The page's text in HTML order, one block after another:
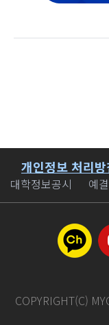
바로가기
개인정보 처리방
대학정보공시
예
COPYRIGHT(C)